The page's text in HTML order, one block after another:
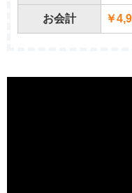
お会計 ￥